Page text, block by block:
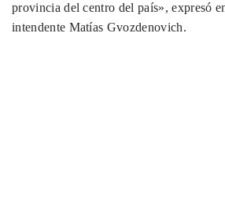
provincia del centro del país», expresó
intendente Matías Gvozdenovich.